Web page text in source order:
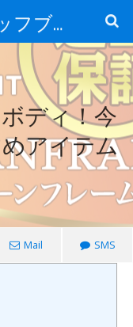
アイエスティスタッフブログ
ディ！今
アイテム
Mail SMS